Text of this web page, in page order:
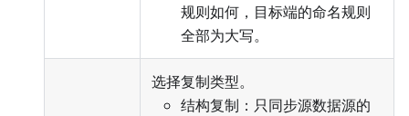
规则如何，目标端的命名规则
全部为大写。
选择复制类型。
结构复制：只同步源数据源的